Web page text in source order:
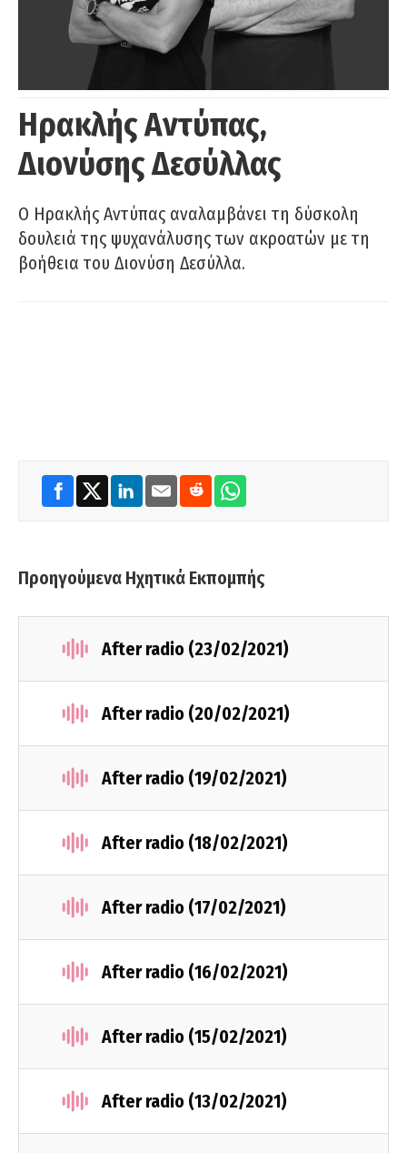
Ηρακλής Αντύπας,
Διονύσης Δεσύλλας
Ο Ηρακλής Αντύπας αναλαμβάνει τη δύσκολη
δουλειά της ψυχανάλυσης των ακροατών με τη
βοήθεια του Διονύση Δεσύλλα.
Προηγούμενα Ηχητικά Εκπομπής
After radio (23/02/2021)
After radio (20/02/2021)
After radio (19/02/2021)
After radio (18/02/2021)
After radio (17/02/2021)
After radio (16/02/2021)
After radio (15/02/2021)
After radio (13/02/2021)